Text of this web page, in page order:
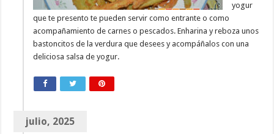
yogur
que te presento te pueden servir como entrante o como
acompañamiento de carnes o pescados. Enharina y reboza unos
bastoncitos de la verdura que desees y acompáñalos con una
deliciosa salsa de yogur.
julio, 2025